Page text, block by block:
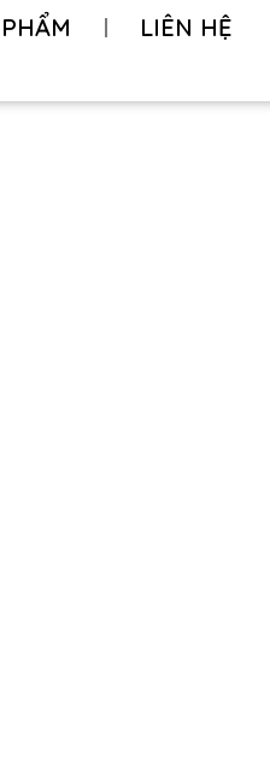
LIÊN HỆ